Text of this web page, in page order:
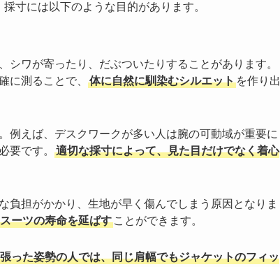
寸には以下のような目的があります。
ワが寄ったり、だぶついたりすることがあります。
に測ることで、
体に自然に馴染むシルエット を作り出
例えば、デスクワークが多い人は腕の可動域が重要に
要です。
適切な採寸によって、見た目だけでなく着心
負担がかかり、生地が早く傷んでしまう原因となりま
ーツの寿命を延ばす ことができます。
った姿勢の人では、同じ肩幅でもジャケットのフィッ